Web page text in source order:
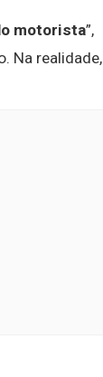
motorista”,
Na realidade,